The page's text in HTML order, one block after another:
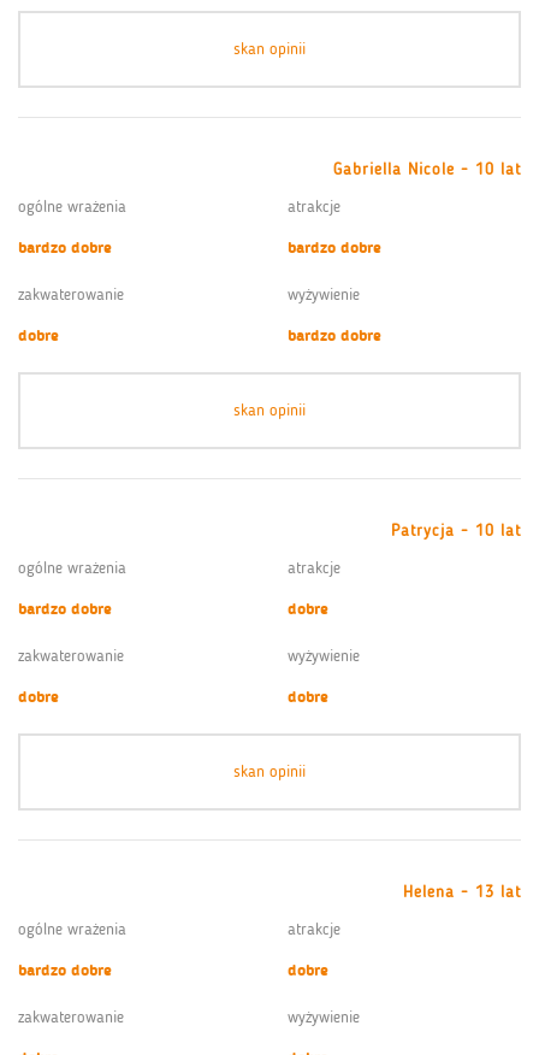
skan opinii
Gabriella Nicole - 10 lat
ogólne wrażenia
bardzo dobre
atrakcje
bardzo dobre
zakwaterowanie
dobre
wyżywienie
bardzo dobre
skan opinii
Patrycja - 10 lat
ogólne wrażenia
bardzo dobre
atrakcje
dobre
zakwaterowanie
dobre
wyżywienie
dobre
skan opinii
Helena - 13 lat
ogólne wrażenia
bardzo dobre
atrakcje
dobre
zakwaterowanie
wyżywienie